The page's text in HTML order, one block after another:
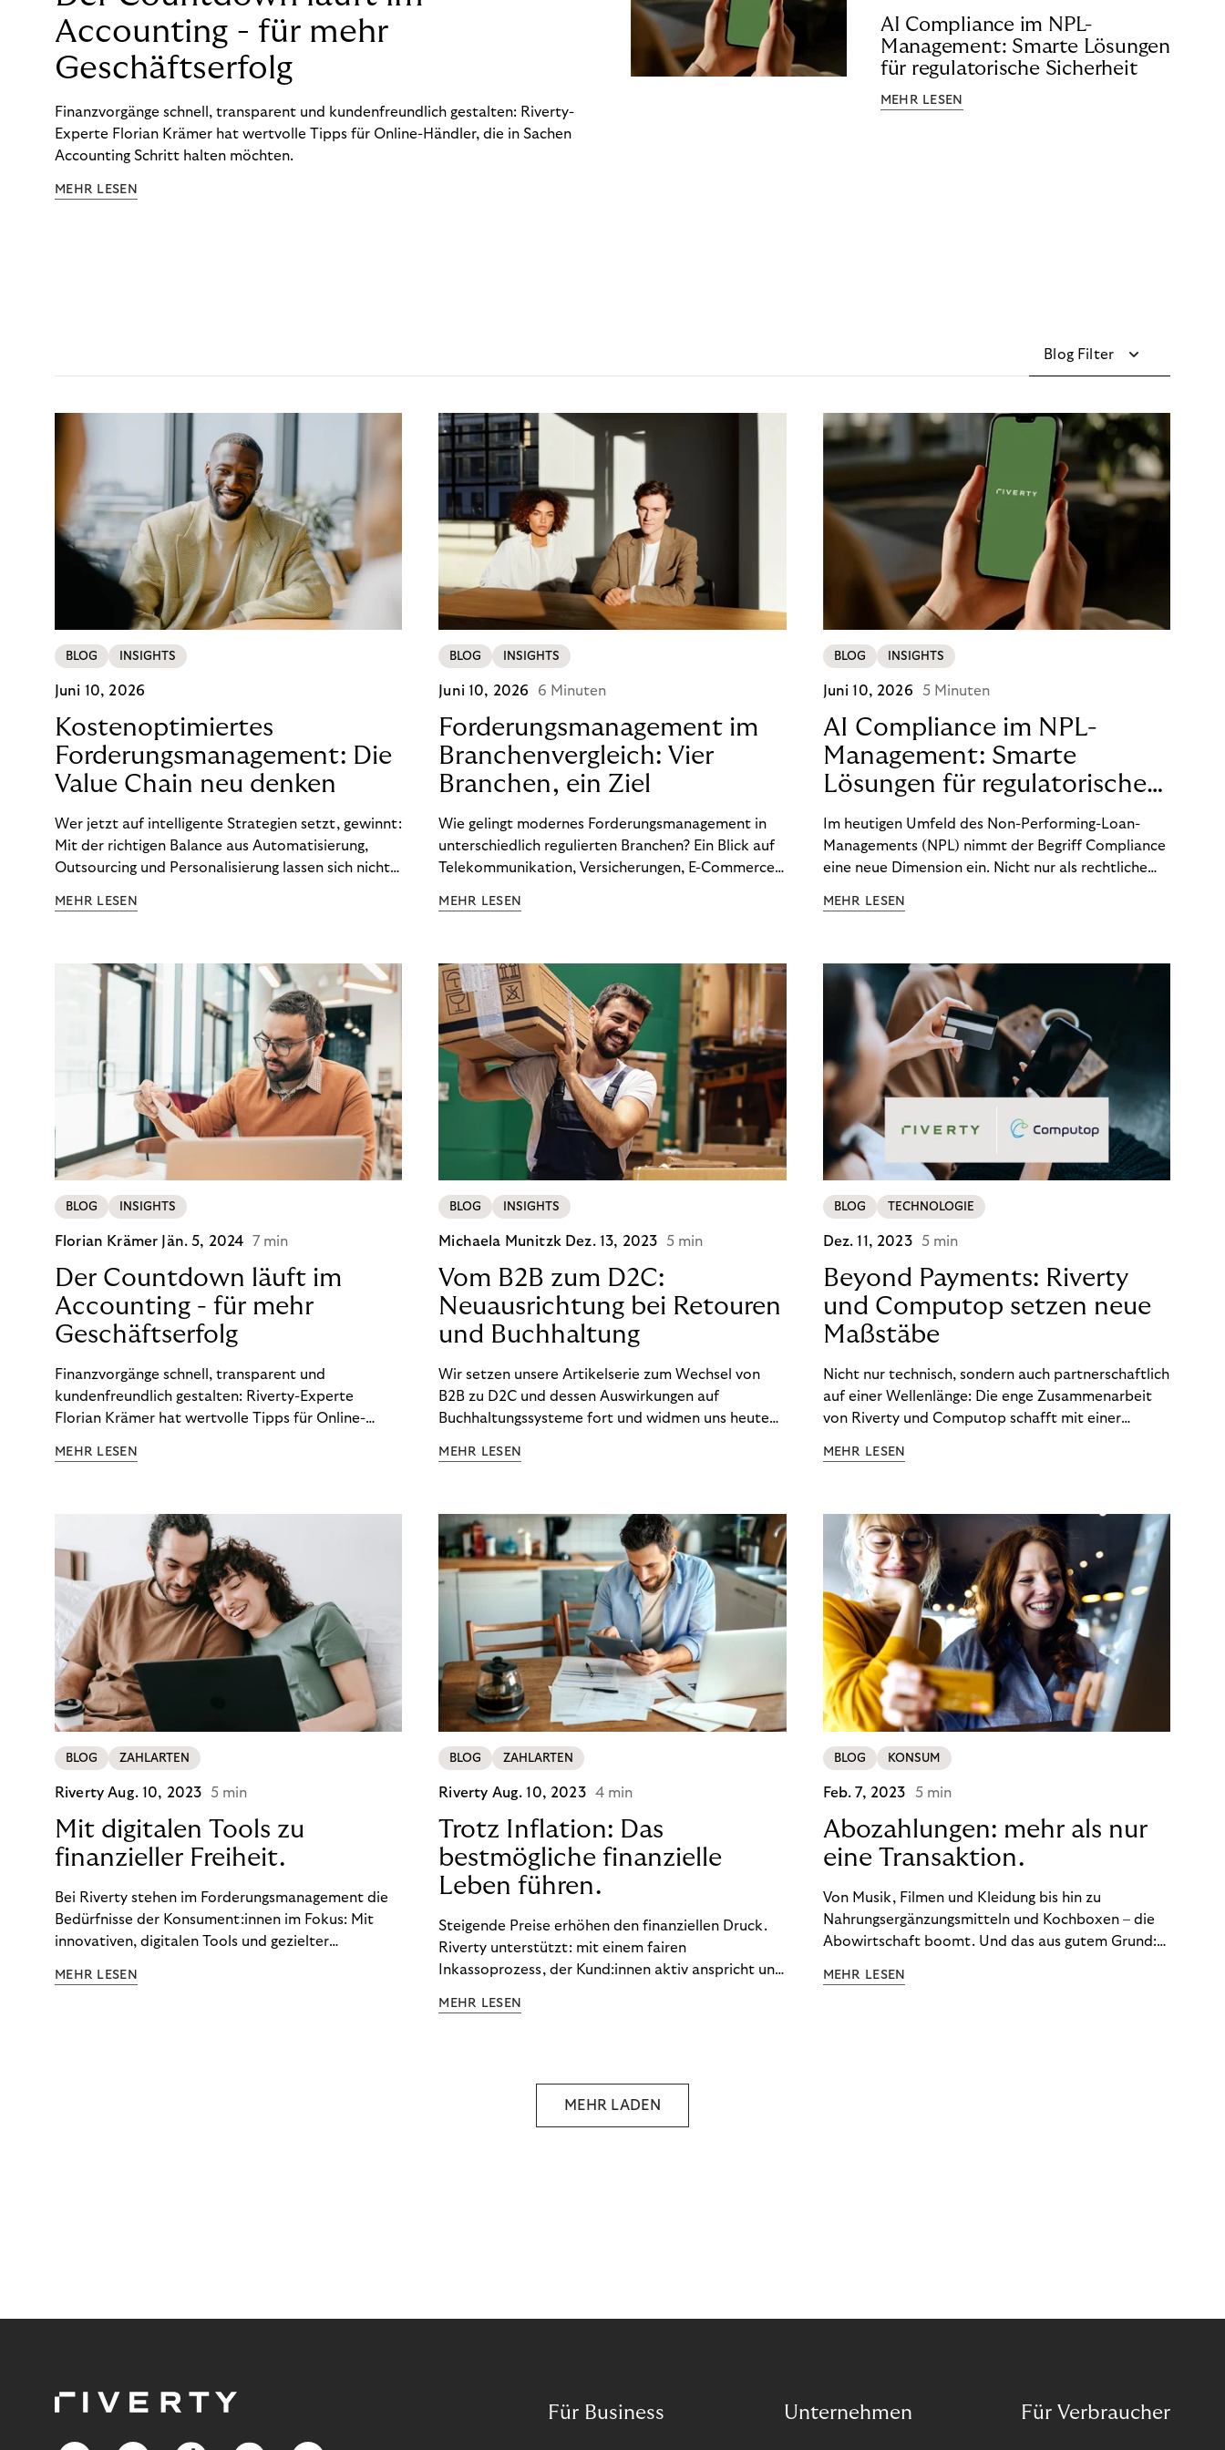
Accounting - für mehr
Geschäftserfolg
Finanzvorgänge schnell, transparent und kundenfreundlich gestalten: Riverty-
Experte Florian Krämer hat wertvolle Tipps für Online-Händler, die in Sachen
Accounting Schritt halten möchten.
MEHR LESEN
AI Compliance im NPL-
Management: Smarte Lösungen
für regulatorische Sicherheit
MEHR LESEN
Blog Filter
BLOG INSIGHTS
Juni 10, 2026
Kostenoptimiertes
Forderungsmanagement: Die
Value Chain neu denken
Wer jetzt auf intelligente Strategien setzt, gewinnt:
Mit der richtigen Balance aus Automatisierung,
Outsourcing und Personalisierung lassen sich nicht
Ergebnisse sichern. Riverty zeigt, wie Recovery-
MEHR LESEN
BLOG INSIGHTS
Juni 10, 2026 6 Minuten
Forderungsmanagement im
Branchenvergleich: Vier
Branchen, ein Ziel
Wie gelingt modernes Forderungsmanagement in
unterschiedlich regulierten Branchen? Ein Blick auf
Telekommunikation, Versicherungen, E-Commerce
wirksam reduzieren will, braucht keine
MEHR LESEN
BLOG INSIGHTS
Juni 10, 2026 5 Minuten
AI Compliance im NPL-
Management: Smarte
Lösungen für regulatorische
Sicherheit
Im heutigen Umfeld des Non-Performing-Loan-
Managements (NPL) nimmt der Begriff Compliance
eine neue Dimension ein. Nicht nur als rechtliche
Wettbewerbsvorteil. In einem Umfeld steigender
(DSGVO) – geraten viele Unternehmen an die
Grenzen traditioneller Compliance-Mechanismen.
MEHR LESEN
BLOG INSIGHTS
Florian Krämer Jän. 5, 2024 7 min
Der Countdown läuft im
Accounting - für mehr
Geschäftserfolg
Finanzvorgänge schnell, transparent und
kundenfreundlich gestalten: Riverty-Experte
Florian Krämer hat wertvolle Tipps für Online-
möchten.
MEHR LESEN
BLOG INSIGHTS
Michaela Munitzk Dez. 13, 2023 5 min
Vom B2B zum D2C:
Neuausrichtung bei Retouren
und Buchhaltung
Wir setzen unsere Artikelserie zum Wechsel von
B2B zu D2C und dessen Auswirkungen auf
Buchhaltungssysteme fort und widmen uns heute
im D2C-Bereich.
MEHR LESEN
BLOG TECHNOLOGIE
Dez. 11, 2023 5 min
Beyond Payments: Riverty
und Computop setzen neue
Maßstäbe
Nicht nur technisch, sondern auch partnerschaftlich
auf einer Wellenlänge: Die enge Zusammenarbeit
von Riverty und Computop schafft mit einer
Zahlungsabwicklung echte Mehrwerte für Händler.
MEHR LESEN
BLOG ZAHLARTEN
RivertyAug. 10, 2023 5 min
Mit digitalen Tools zu
finanzieller Freiheit.
Bei Riverty stehen im Forderungsmanagement die
Bedürfnisse der Konsument:innen im Fokus: Mit
innovativen, digitalen Tools und gezielter
ein Leben in finanzieller Freiheit zu führen. So
MEHR LESEN
BLOG ZAHLARTEN
Riverty Aug. 10, 2023 4 min
Trotz Inflation: Das
bestmögliche finanzielle
Leben führen.
Steigende Preise erhöhen den finanziellen Druck.
Riverty unterstützt: mit einem fairen
Inkassoprozess, der Kund:innen aktiv anspricht und
Finanzbildung ermöglicht. So bleiben Menschen
MEHR LESEN
BLOG KONSUM
Feb. 7, 2023 5 min
Abozahlungen: mehr als nur
eine Transaktion.
Von Musik, Filmen und Kleidung bis hin zu
Nahrungsergänzungsmitteln und Kochboxen – die
Abowirtschaft boomt. Und das aus gutem Grund:
wünschen. Sie ermöglichen es uns, Produkte und
MEHR LESEN
MEHR LADEN
Für Business Unternehmen Für Verbraucher